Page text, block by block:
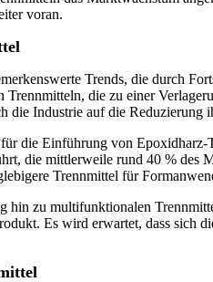
voran.
Trends, die durch
die zu einer
die Industrie auf die
die Einführung von Epoxidharz-
die mittlerweile rund 40 % des
Trennmittel für
zu multifunktionalen
Es wird erwartet, dass